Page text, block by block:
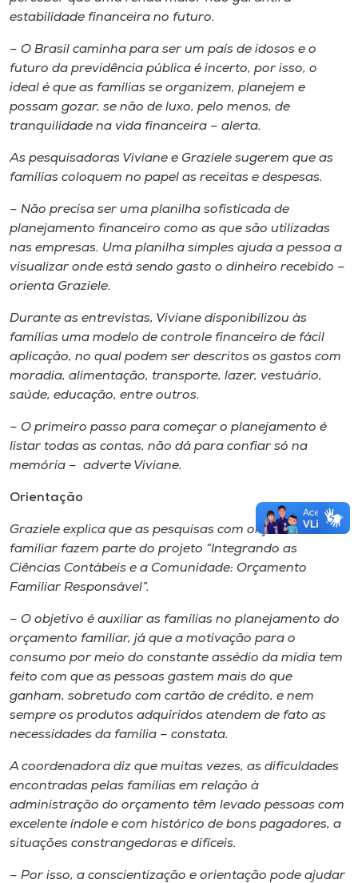
estabilidade financeira no futuro.
– O Brasil caminha para ser um país de idosos e o
futuro da previdência pública é incerto, por isso, o
ideal é que as famílias se organizem, planejem e
possam gozar, se não de luxo, pelo menos, de
tranquilidade na vida financeira – alerta.
As pesquisadoras Viviane e Graziele sugerem que as
famílias coloquem no papel as receitas e despesas.
– Não precisa ser uma planilha sofisticada de
planejamento financeiro como as que são utilizadas
nas empresas. Uma planilha simples ajuda a pessoa a
visualizar onde está sendo gasto o dinheiro recebido –
orienta Graziele.
Durante as entrevistas, Viviane disponibilizou às
famílias uma modelo de controle financeiro de fácil
aplicação, no qual podem ser descritos os gastos com
moradia, alimentação, transporte, lazer, vestuário,
saúde, educação, entre outros.
– O primeiro passo para começar o planejamento é
listar todas as contas, não dá para confiar só na
memória – adverte Viviane.
Orientação
Graziele explica que as pesquisas com orçamento
familiar fazem parte do projeto “Integrando as
Ciências Contábeis e a Comunidade: Orçamento
Familiar Responsável”.
– O objetivo é auxiliar as famílias no planejamento do
orçamento familiar, já que a motivação para o
consumo por meio do constante assédio da mídia tem
feito com que as pessoas gastem mais do que
ganham, sobretudo com cartão de crédito, e nem
sempre os produtos adquiridos atendem de fato as
necessidades da família – constata.
A coordenadora diz que muitas vezes, as dificuldades
encontradas pelas famílias em relação à
administração do orçamento têm levado pessoas com
excelente índole e com histórico de bons pagadores, a
situações constrangedoras e difíceis.
– Por isso, a conscientização e orientação pode ajudar